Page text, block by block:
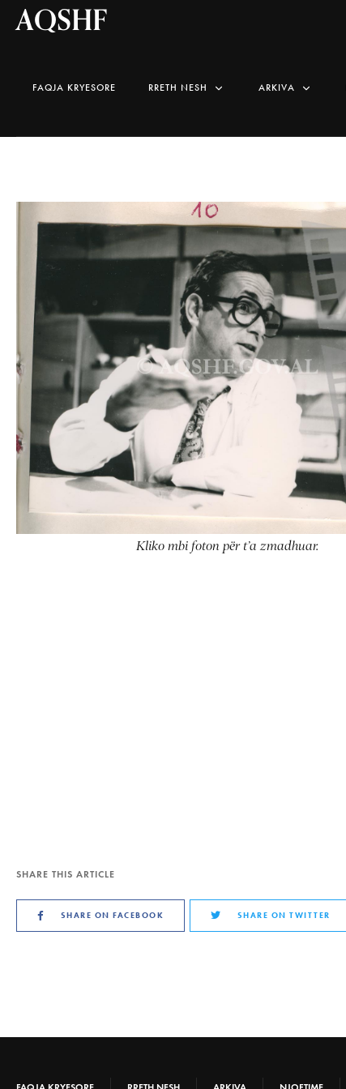
AQSHF
FAQJA KRYESORE RRETH NESH ARKIVA
Kliko mbi foton për t’a zmadhuar.
SHARE THIS ARTICLE
SHARE ON FACEBOOK SHARE ON TWITTER
FAQJA KRYESORE RRETH NESH ARKIVA NJOFTIME